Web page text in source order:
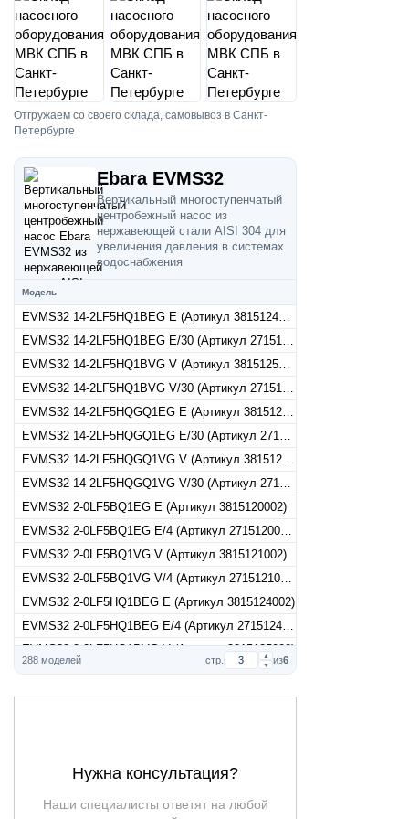
Отгружаем со своего склада, самовывоз в Санкт-
Петербурге
Ebara EVMS32
Вертикальный многоступенчатый
центробежный насос из
нержавеющей стали AISI 304 для
увеличения давления в системах
водоснабжения
Модель
EVMS32 14-2LF5HQ1BEG E (Артикул 3815124214)
EVMS32 14-2LF5HQ1BEG E/30 (Артикул 27151242144)
EVMS32 14-2LF5HQ1BVG V (Артикул 3815125214)
EVMS32 14-2LF5HQ1BVG V/30 (Артикул 27151252144)
EVMS32 14-2LF5HQGQ1EG E (Артикул 3815122214)
EVMS32 14-2LF5HQGQ1EG E/30 (Артикул 27151222144)
EVMS32 14-2LF5HQGQ1VG V (Артикул 3815123214)
EVMS32 14-2LF5HQGQ1VG V/30 (Артикул 27151232144)
EVMS32 2-0LF5BQ1EG E (Артикул 3815120002)
EVMS32 2-0LF5BQ1EG E/4 (Артикул 27151200024)
EVMS32 2-0LF5BQ1VG V (Артикул 3815121002)
EVMS32 2-0LF5BQ1VG V/4 (Артикул 27151210024)
EVMS32 2-0LF5HQ1BEG E (Артикул 3815124002)
EVMS32 2-0LF5HQ1BEG E/4 (Артикул 27151240024)
EVMS32 2-0LF5HQ1BVG V (Артикул 3815125002)
EVMS32 2-0LF5HQ1BVG V/4 (Артикул 27151250024)
EVMS32 2-0LF5HQGQ1EG E (Артикул 3815122002)
288 моделей стр.
▲
▼
из6
Нужна консультация?
Наши специалисты ответят на любой